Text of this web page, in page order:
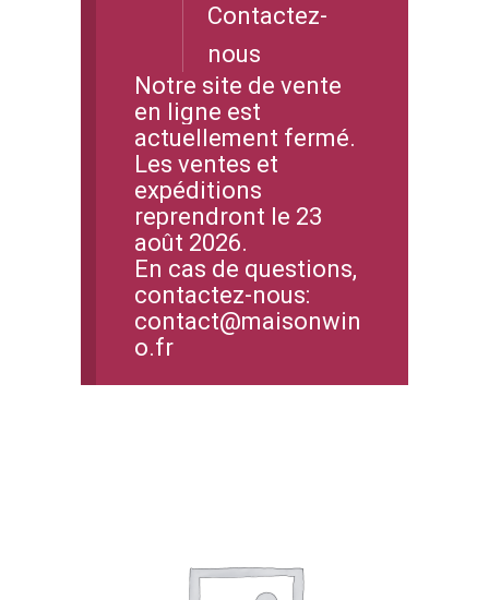
Contactez-
nous
Notre site de vente
en ligne est
actuellement fermé.
Les ventes et
expéditions
reprendront le 23
août 2026.
En cas de questions,
contactez-nous:
contact@maisonwin
o.fr